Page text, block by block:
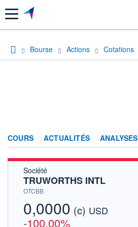
Menu
Bourse Actions Cotations
COURS ACTUALITÉS ANALYSES
Société
TRUWORTHS INTL
OTCBB
0,0000 (c) USD
-100,00%